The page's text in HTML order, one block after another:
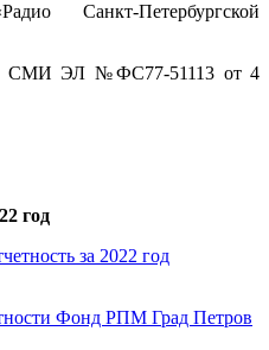
Санкт-Петербургской
СМИ ЭЛ №ФС77-51113 от 4
год
за 2022 год
Фонд РПМ Град Петров